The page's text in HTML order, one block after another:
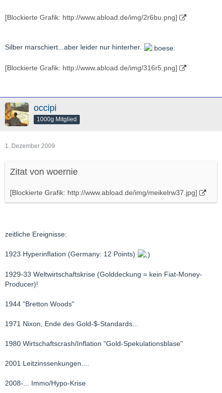
[Blockierte Grafik: http://www.abload.de/img/2r6bu.png]
Silber marschiert...aber leider nur hinterher.
[Blockierte Grafik: http://www.abload.de/img/316r5.png]
occipi
1000g Mitglied
1. Dezember 2009
Zitat von woernie
[Blockierte Grafik: http://www.abload.de/img/meikelrw37.jpg]
zeitliche Ereignisse:
1923 Hyperinflation (Germany: 12 Points)
1929-33 Weltwirtschaftskrise (Golddeckung = kein Fiat-Money-
Producer)!
1944 "Bretton Woods"
1971 Nixon, Ende des Gold-$-Standards...
1980 Wirtschaftscrash/Inflation "Gold-Spekulationsblase"
2001 Leitzinssenkungen....
2008-... Immo/Hypo-Krise